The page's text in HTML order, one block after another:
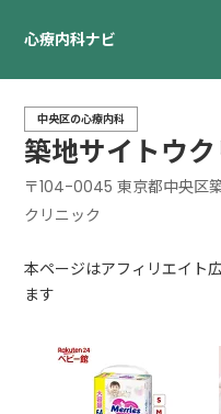
心療内科ナビ
築地サイトウ
〒104-0045 東京都中央区
クリニック
中央区の心療内科
本ページはアフィリエイト
ます